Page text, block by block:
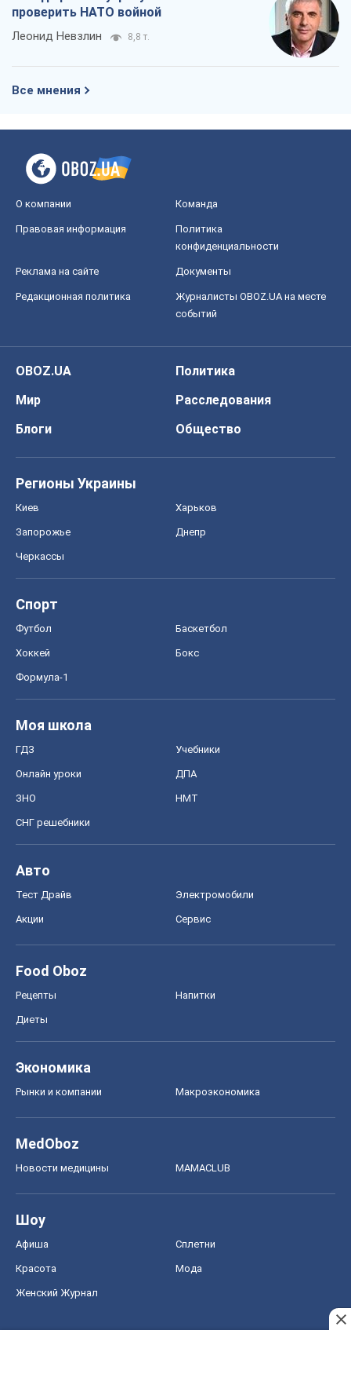
проверить НАТО войной
Леонид Невзлин 8,8 т.
Все мнения
О компании Команда
Правовая информация
Политика
конфиденциальности
Реклама на сайте Документы
Редакционная политика
Журналисты OBOZ.UA на месте
событий
OBOZ.UA
Политика
Мир
Расследования
Блоги
Общество
Регионы Украины
Киев Харьков
Запорожье Днепр
Черкассы
Спорт
Футбол Баскетбол
Хоккей Бокс
Формула-1
Моя школа
ГДЗ Учебники
Онлайн уроки ДПА
ЗНО НМТ
СНГ решебники
Авто
Тест Драйв Электромобили
Акции Сервис
Food Oboz
Рецепты Напитки
Диеты
Экономика
Рынки и компании Mакроэкономика
MedOboz
Новости медицины MAMACLUB
Шоу
Афиша Сплетни
Красота Мода
Женский Журнал